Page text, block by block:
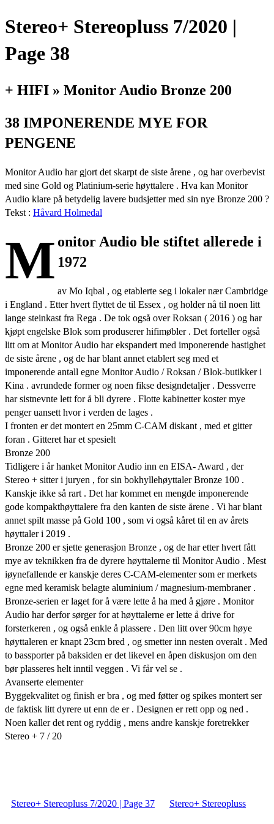
Stereo+ Stereopluss 7/2020 |
Page 38
+ HIFI » Monitor Audio Bronze 200
38 IMPONERENDE MYE FOR
PENGENE
Monitor Audio har gjort det skarpt de siste årene , og har overbevist
med sine Gold og Platinium-serie høyttalere . Hva kan Monitor
Audio klare på betydelig lavere budsjetter med sin nye Bronze 200 ?
Tekst : Håvard Holmedal
M onitor Audio ble stiftet allerede i
1972
av Mo Iqbal , og etablerte seg i lokaler nær Cambridge
i England . Etter hvert flyttet de til Essex , og holder nå til noen litt
lange steinkast fra Rega . De tok også over Roksan ( 2016 ) og har
kjøpt engelske Blok som produserer hifimøbler . Det forteller også
litt om at Monitor Audio har ekspandert med imponerende hastighet
de siste årene , og de har blant annet etablert seg med et
imponerende antall egne Monitor Audio / Roksan / Blok-butikker i
Kina . avrundede former og noen fikse designdetaljer . Dessverre
har sistnevnte lett for å bli dyrere . Flotte kabinetter koster mye
penger uansett hvor i verden de lages .
I fronten er det montert en 25mm C-CAM diskant , med et gitter
foran . Gitteret har et spesielt
Bronze 200
Tidligere i år hanket Monitor Audio inn en EISA- Award , der
Stereo + sitter i juryen , for sin bokhyllehøyttaler Bronze 100 .
Kanskje ikke så rart . Det har kommet en mengde imponerende
gode kompakthøyttalere fra den kanten de siste årene . Vi har blant
annet spilt masse på Gold 100 , som vi også kåret til en av årets
høyttaler i 2019 .
Bronze 200 er sjette generasjon Bronze , og de har etter hvert fått
mye av teknikken fra de dyrere høyttalerne til Monitor Audio . Mest
iøynefallende er kanskje deres C-CAM-elementer som er merkets
egne med keramisk belagte aluminium / magnesium-membraner .
Bronze-serien er laget for å være lette å ha med å gjøre . Monitor
Audio har derfor sørger for at høyttalerne er lette å drive for
forsterkeren , og også enkle å plassere . Den litt over 90cm høye
høyttaleren er knapt 23cm bred , og smetter inn nesten overalt . Med
to bassporter på baksiden er det likevel en åpen diskusjon om den
bør plasseres helt inntil veggen . Vi får vel se .
Avanserte elementer
Byggekvalitet og finish er bra , og med føtter og spikes montert ser
de faktisk litt dyrere ut enn de er . Designen er rett opp og ned .
Noen kaller det rent og ryddig , mens andre kanskje foretrekker
Stereo + 7 / 20
Stereo+ Stereopluss 7/2020 | Page 37 Stereo+ Stereopluss